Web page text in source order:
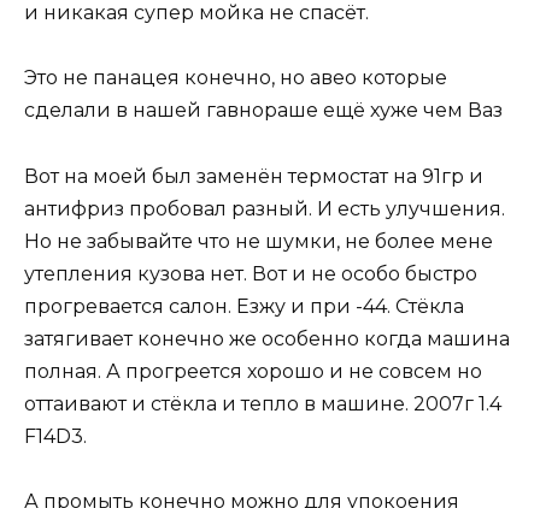
и никакая супер мойка не спасёт.
Это не панацея конечно, но авео которые
сделали в нашей гавнораше ещё хуже чем Ваз
Вот на моей был заменён термостат на 91гр и
антифриз пробовал разный. И есть улучшения.
Но не забывайте что не шумки, не более мене
утепления кузова нет. Вот и не особо быстро
прогревается салон. Езжу и при -44. Стёкла
затягивает конечно же особенно когда машина
полная. А прогреется хорошо и не совсем но
оттаивают и стёкла и тепло в машине. 2007г 1.4
F14D3.
А промыть конечно можно для упокоения